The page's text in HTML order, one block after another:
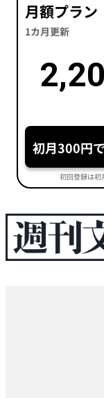
月額プラン
1カ月更新
初月300円
初回登録は初